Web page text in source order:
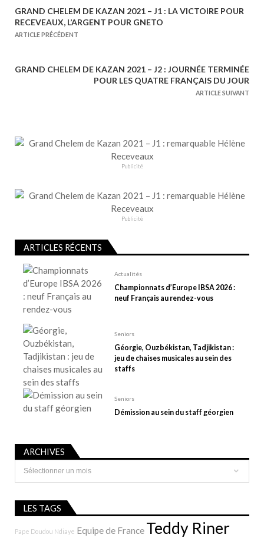
N
a
i
o
e
GRAND CHELEM DE KAZAN 2021 – J1 : LA VICTOIRE POUR
RECEVEAUX, L’ARGENT POUR GNETO
ARTICLE PRÉCÉDENT
GRAND CHELEM DE KAZAN 2021 – J2 : JOURNÉE TERMINÉE
POUR LES QUATRE FRANÇAIS DU JOUR
ARTICLE SUIVANT
Publicité
Publicité
ARTICLES RÉCENTS
Actualités
Championnats d’Europe IBSA 2026 :
neuf Français au rendez-vous
Seniors
Géorgie, Ouzbékistan, Tadjikistan :
jeu de chaises musicales au sein des
staffs
Seniors
Démission au sein du staff géorgien
ARCHIVES
Archives
LES TAGS
Pape Doudou Ndiaye Equipe de France Teddy Riner